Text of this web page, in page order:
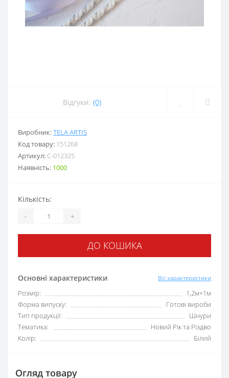
Відгуки: (0)
Виробник:TELA ARTIS
Код товару: 151268
Артикул: С-012325
Наявність: 1000
Основні характеристики Всі характеристики
Розмір:
1,2м+1м
Форма випуску:
Готові вироби
Тип продукції:
Шнури
Тематика:
Новий Рік та Різдво
Колір:
Білий
Кількість:
- +
ДО КОШИКА
Огляд товару